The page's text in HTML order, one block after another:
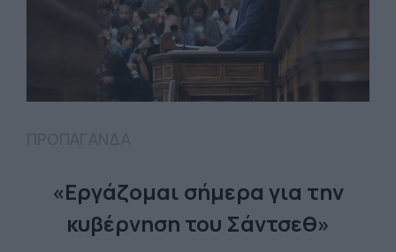
«Eργάζομαι σήμερα για την
κυβέρνηση του Σάντσεθ»